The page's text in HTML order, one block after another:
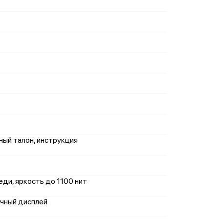
талон, инструкция
яркость до 1100 нит
дисплей